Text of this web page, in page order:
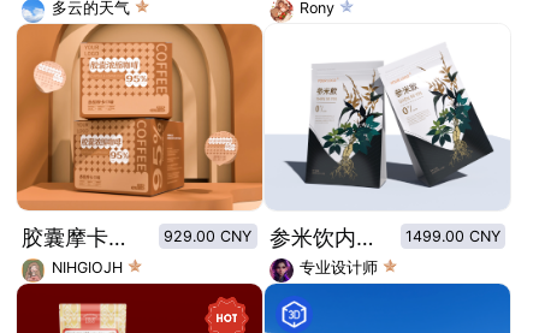
多云的天气
Rony
胶囊摩卡咖啡包装设计
929.00 CNY
NIHGIOJH
参米饮内袋+外袋包装设计
1499.00 CNY
专业设计师